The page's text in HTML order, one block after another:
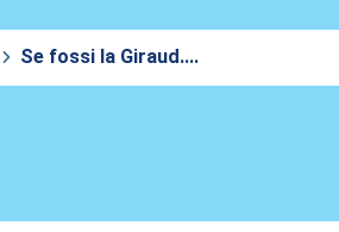
Se fossi la Giraud....